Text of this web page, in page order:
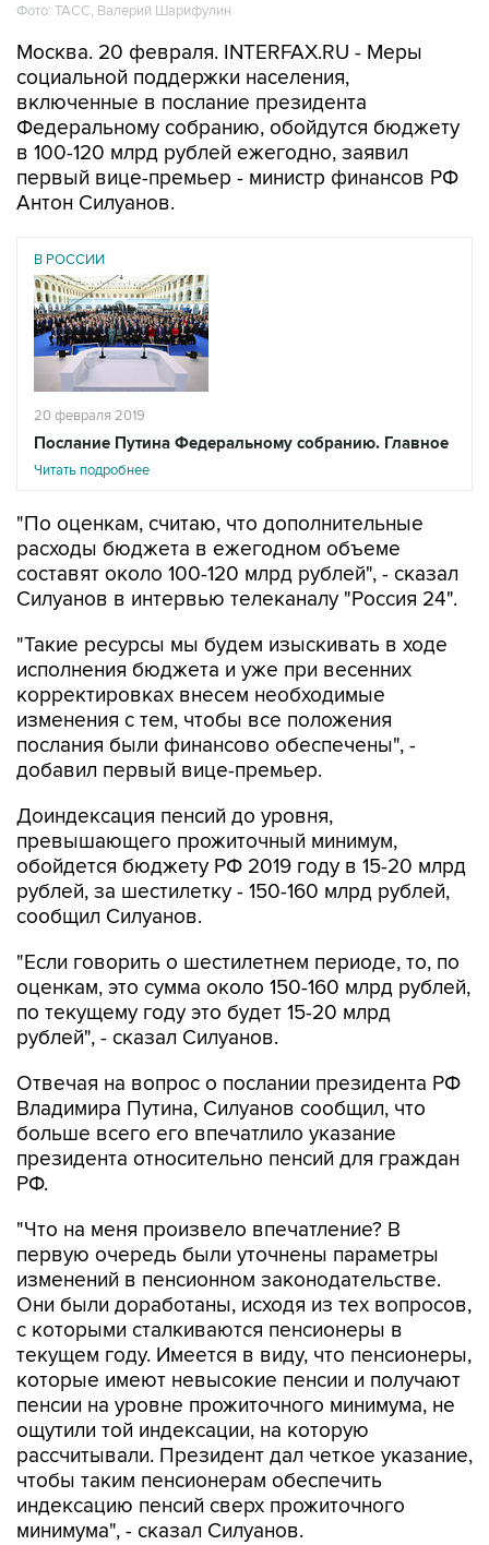
Фото: ТАСС, Валерий Шарифулин
Москва. 20 февраля. INTERFAX.RU - Меры
социальной поддержки населения,
включенные в послание президента
Федеральному собранию, обойдутся бюджету
в 100-120 млрд рублей ежегодно, заявил
первый вице-премьер - министр финансов РФ
Антон Силуанов.
В РОССИИ
20 февраля 2019
Послание Путина Федеральному собранию. Главное
Читать подробнее
"По оценкам, считаю, что дополнительные
расходы бюджета в ежегодном объеме
составят около 100-120 млрд рублей", - сказал
Силуанов в интервью телеканалу "Россия 24".
"Такие ресурсы мы будем изыскивать в ходе
исполнения бюджета и уже при весенних
корректировках внесем необходимые
изменения с тем, чтобы все положения
послания были финансово обеспечены", -
добавил первый вице-премьер.
Доиндексация пенсий до уровня,
превышающего прожиточный минимум,
обойдется бюджету РФ 2019 году в 15-20 млрд
рублей, за шестилетку - 150-160 млрд рублей,
сообщил Силуанов.
"Если говорить о шестилетнем периоде, то, по
оценкам, это сумма около 150-160 млрд рублей,
по текущему году это будет 15-20 млрд
рублей", - сказал Силуанов.
Отвечая на вопрос о послании президента РФ
Владимира Путина, Силуанов сообщил, что
больше всего его впечатлило указание
президента относительно пенсий для граждан
РФ.
"Что на меня произвело впечатление? В
первую очередь были уточнены параметры
изменений в пенсионном законодательстве.
Они были доработаны, исходя из тех вопросов,
с которыми сталкиваются пенсионеры в
текущем году. Имеется в виду, что пенсионеры,
которые имеют невысокие пенсии и получают
пенсии на уровне прожиточного минимума, не
ощутили той индексации, на которую
рассчитывали. Президент дал четкое указание,
чтобы таким пенсионерам обеспечить
индексацию пенсий сверх прожиточного
минимума", - сказал Силуанов.